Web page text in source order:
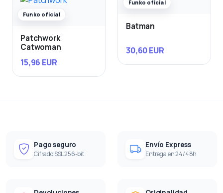
Funko oficial
Patchwork
Catwoman
15,96 EUR
Funko oficial
Batman
30,60 EUR
Pago seguro
Cifrado SSL 256-bit
Envío Express
Entrega en 24/48h